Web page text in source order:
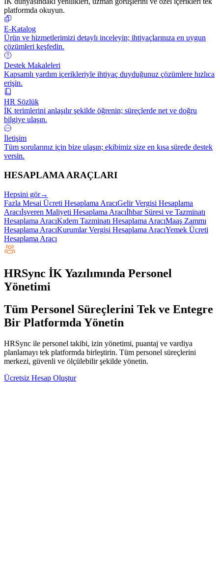
platformda okuyun.
E-Katalog
Ürün ve hizmetlerimizi detaylı inceleyin; ihtiyaçlarınıza en uygun
çözümleri keşfedin.
Destek Makaleleri
Kapsamlı yardım içerikleriyle ihtiyaç duyduğunuz çözümlere hızlıca
erişin.
HR Sözlük
İK terimlerini anlaşılır şekilde öğrenin; süreçlerde net ve doğru
bilgiye ulaşın.
İletişim
Tüm sorularınız için bize ulaşın; ekibimiz size en kısa sürede destek
versin.
HESAPLAMA ARAÇLARI
Hepsini gör→
Fazla Mesai Ücreti Hesaplama AracıGelir Vergisi Hesaplama
Aracıİşveren Maliyeti Hesaplama Aracıİhbar Süresi ve Tazminatı
Hesaplama AracıKıdem Tazminatı Hesaplama AracıMaaş Zammı
Hesaplama AracıKurumlar Vergisi Hesaplama AracıYemek Ücreti
Hesaplama Aracı
HRSync İK Yazılımında Personel
Yönetimi
Tüm Personel Süreçlerini Tek ve Entegre
Bir Platformda Yönetin
HRSync ile personel takibi, izin yönetimi, puantaj ve vardiya
planlamayı tek platformda birleştirin. Tüm personel süreçlerini
merkezi, güvenli ve ölçülebilir şekilde yönetin.
Ücretsiz Hesap Oluştur